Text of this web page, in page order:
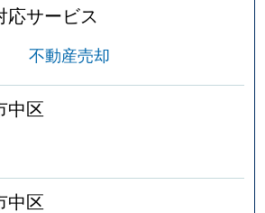
応サービス
不動産売却
中区
中区